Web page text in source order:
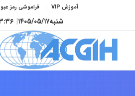
آموزش VIP فراموشی رمز
شنبه۱۴۰۵/۰۵/۱۷|